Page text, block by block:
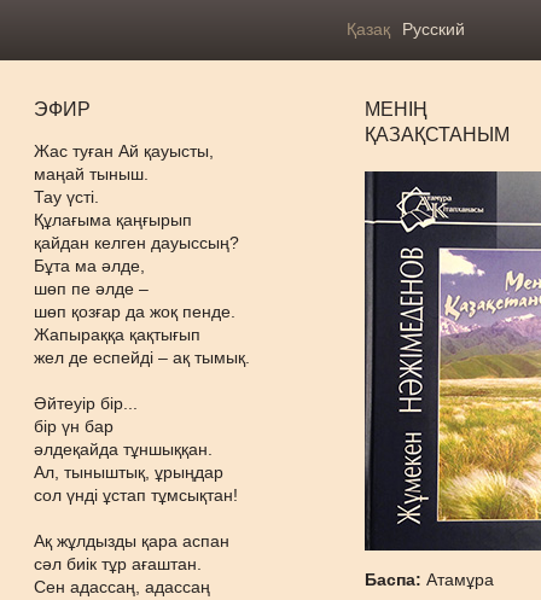
Қазақ Русский
ЭФИР
Жас туған Ай қауысты,
маңай тыныш.
Тау үсті.
Құлағыма қаңғырып
қайдан келген дауыссың?
Бұта ма әлде,
шөп пе әлде –
шөп қозғар да жоқ пенде.
Жапыраққа қақтығып
жел де еспейді – ақ тымық.
Әйтеуір бір...
бір үн бар
әлдеқайда тұншыққан.
Ал, тыныштық, ұрыңдар
сол үнді ұстап тұмсықтан!
Ақ жұлдызды қара аспан
сәл биік тұр ағаштан.
Сен адассаң, адассаң
МЕНІҢ
ҚАЗАҚСТАНЫМ
Баспа:Атамұра